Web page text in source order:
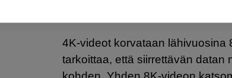
4K-videot korvataan lähivuosina
tarkoittaa, että siirrettävän